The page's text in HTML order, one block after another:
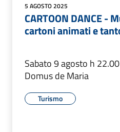
5 AGOSTO 2025
CARTOON DANCE -
cartoni animati e
Sabato 9 agosto h
Domus de Maria
Turismo